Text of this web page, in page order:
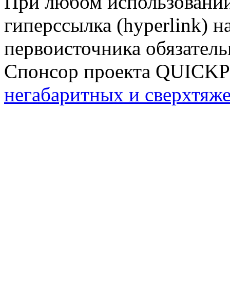
гиперссылка (hyperlink)
первоисточника
Спонсор проекта
негабаритных и